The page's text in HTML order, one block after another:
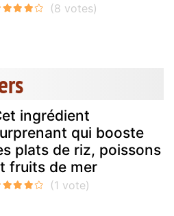
ingrédient
qui booste
plats de riz, poissons
fruits de mer